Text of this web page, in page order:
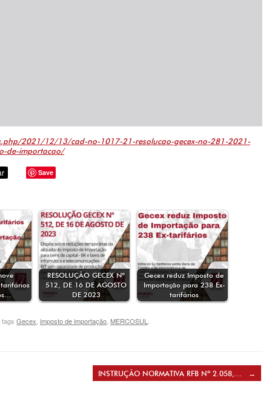
2021/12/13/cad-no-1017-21-resolucao-gecex-no-281-2021-
de-importacao/
Save
RESOLUÇÃO GECEX Nº
512, DE 16 DE AGOSTO
DE 2023
Gecex reduz Imposto de
Importação para 238 Ex-
tarifários
Gecex imposto de importação MERCOSUL
INSTRUÇÃO NORMATIVA RFB Nº 2.058,… →